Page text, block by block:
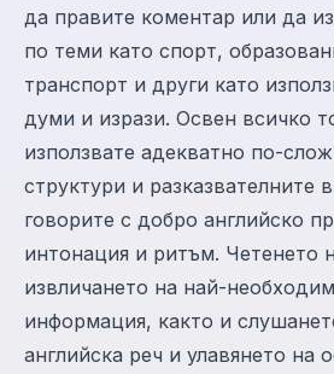
да правите коментар или да
по теми като спорт,
транспорт и други като
думи и изрази. Освен всичко
използвате адекватно по-
структури и разказвателните
говорите с добро английско
интонация и ритъм. Четенето
извличането на най-
информация, както и
английска реч и улавянето на